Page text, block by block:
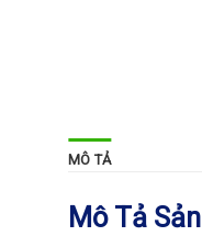
MÔ TẢ
Mô Tả